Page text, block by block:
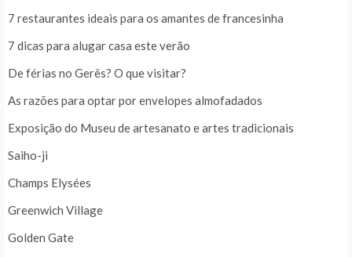
7 restaurantes ideais para os amantes de francesinha
7 dicas para alugar casa este verão
De férias no Gerês? O que visitar?
As razões para optar por envelopes almofadados
Exposição do Museu de artesanato e artes tradicionais
Saiho-ji
Champs Elysées
Greenwich Village
Golden Gate